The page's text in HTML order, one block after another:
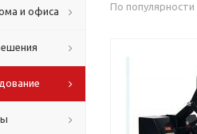
По популярности
и офиса